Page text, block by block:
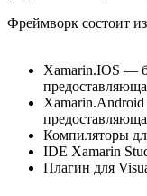
Фреймворк состоит
Xamarin.IOS —
Компиляторы
IDE Xamarin
Плагин для